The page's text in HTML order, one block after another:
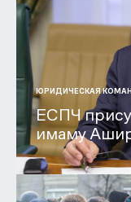
ЮРИДИЧЕСКАЯ
ЕСПЧ
имаму